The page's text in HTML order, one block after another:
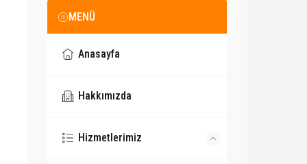
MENÜ
Anasayfa
Hakkımızda
Hizmetlerimiz